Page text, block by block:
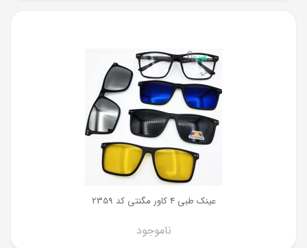
عینک طبی 4 کاور مگنتی کد 2359
ناموجود